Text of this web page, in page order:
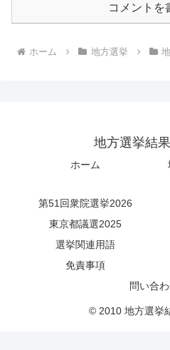
コメントを
ホーム 地方選挙
地方選挙結
ホーム
第51回衆院選挙2026
東京都議選2025
選挙関連用語
免責事項
問い合
© 2010 地方選挙